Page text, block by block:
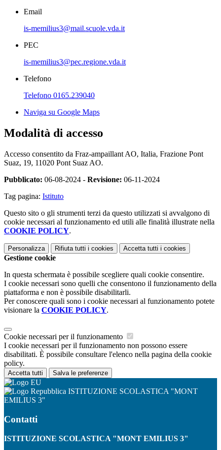
Email
is-memilius3@mail.scuole.vda.it
PEC
is-memilius3@pec.regione.vda.it
Telefono
Telefono 0165.239040
Naviga su Google Maps
Modalità di accesso
Accesso consentito da Fraz-ampaillant AO, Italia, Frazione Pont
Suaz, 19, 11020 Pont Suaz AO.
Pubblicato: 06-08-2024 - Revisione: 06-11-2024
Tag pagina: Istituto
Questo sito o gli strumenti terzi da questo utilizzati si avvalgono di
cookie necessari al funzionamento ed utili alle finalità illustrate nella
COOKIE POLICY.
Personalizza Rifiuta tutti i cookies Accetta tutti i cookies
Gestione cookie
In questa schermata è possibile scegliere quali cookie consentire.
I cookie necessari sono quelli che consentono il funzionamento della
piattaforma e non è possibile disabilitarli.
Per conoscere quali sono i cookie necessari al funzionamento potete
visionare la COOKIE POLICY.
Cookie necessari per il funzionamento
I cookie necessari per il funzionamento non possono essere
disabilitati. È possibile consultare l'elenco nella pagina della cookie
policy.
Accetta tutti Salva le preferenze
ISTITUZIONE SCOLASTICA "MONT
EMILIUS 3"
Contatti
ISTITUZIONE SCOLASTICA "MONT EMILIUS 3"